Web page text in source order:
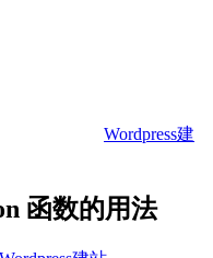
Wordpress建
函数的用法